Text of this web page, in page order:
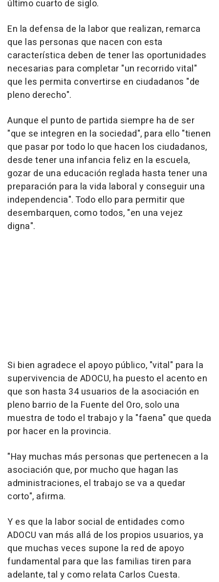
último cuarto de siglo.
En la defensa de la labor que realizan, remarca
que las personas que nacen con esta
característica deben de tener las oportunidades
necesarias para completar "un recorrido vital"
que les permita convertirse en ciudadanos "de
pleno derecho".
Aunque el punto de partida siempre ha de ser
"que se integren en la sociedad", para ello "tienen
que pasar por todo lo que hacen los ciudadanos,
desde tener una infancia feliz en la escuela,
gozar de una educación reglada hasta tener una
preparación para la vida laboral y conseguir una
independencia". Todo ello para permitir que
desembarquen, como todos, "en una vejez
digna".
Si bien agradece el apoyo público, "vital" para la
supervivencia de ADOCU, ha puesto el acento en
que son hasta 34 usuarios de la asociación en
pleno barrio de la Fuente del Oro, solo una
muestra de todo el trabajo y la "faena" que queda
por hacer en la provincia.
"Hay muchas más personas que pertenecen a la
asociación que, por mucho que hagan las
administraciones, el trabajo se va a quedar
corto", afirma.
Y es que la labor social de entidades como
ADOCU van más allá de los propios usuarios, ya
que muchas veces supone la red de apoyo
fundamental para que las familias tiren para
adelante, tal y como relata Carlos Cuesta.